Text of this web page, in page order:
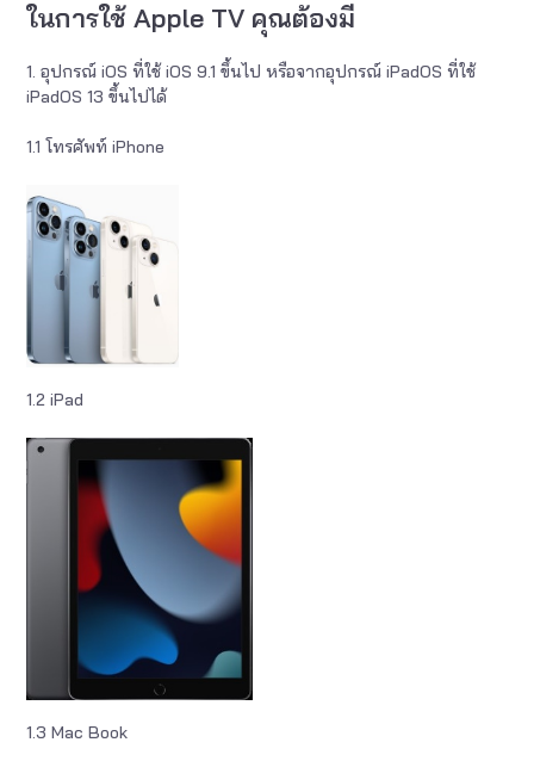
ในการใช้ Apple TV คุณต้องมี
1. อุปกรณ์ iOS ที่ใช้ iOS 9.1 ขึ้นไป หรือจากอุปกรณ์ iPadOS ที่ใช้
iPadOS 13 ขึ้นไปได้
1.1 โทรศัพท์ iPhone
1.2 iPad
1.3 Mac Book